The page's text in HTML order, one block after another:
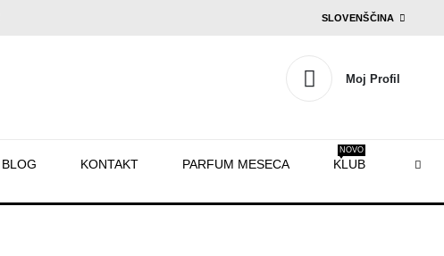
SLOVENŠČINA
Moj Profil
BLOG KONTAKT PARFUM MESECA KLUB
NOVO